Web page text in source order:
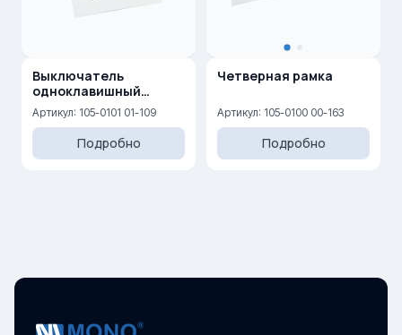
Выключатель
одноклавишный
проходной 10AX, 250 V
Артикул: 105-0101 01-109
Подробно
Четверная рамка
Артикул: 105-0100 00-163
Подробно